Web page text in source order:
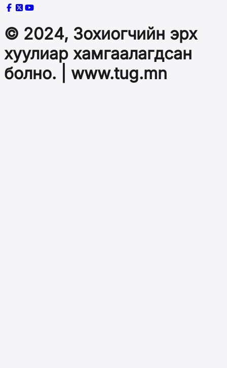
© 2024, Зохиогчийн эрх
хуулиар хамгаалагдсан
болно. | www.tug.mn